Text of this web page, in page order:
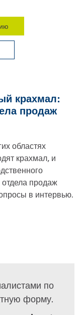
крахмал:
продаж
областях
крахмал, и
продаж
в интервью.
по
форму.